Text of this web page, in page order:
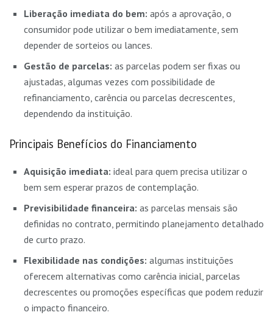
Liberação imediata do bem: após a aprovação, o
consumidor pode utilizar o bem imediatamente, sem
depender de sorteios ou lances.
Gestão de parcelas: as parcelas podem ser fixas ou
ajustadas, algumas vezes com possibilidade de
refinanciamento, carência ou parcelas decrescentes,
dependendo da instituição.
Principais Benefícios do Financiamento
Aquisição imediata: ideal para quem precisa utilizar o
bem sem esperar prazos de contemplação.
Previsibilidade financeira: as parcelas mensais são
definidas no contrato, permitindo planejamento detalhado
de curto prazo.
Flexibilidade nas condições: algumas instituições
oferecem alternativas como carência inicial, parcelas
decrescentes ou promoções específicas que podem reduzir
o impacto financeiro.